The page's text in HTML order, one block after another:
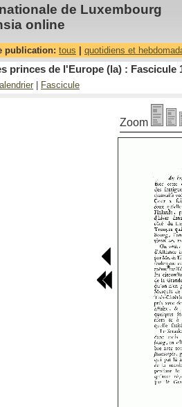
de Luxembourg
online
publication: tous quotidiens et
princes de l'Europe (la) : Fascicule
Fascicule
Zoom